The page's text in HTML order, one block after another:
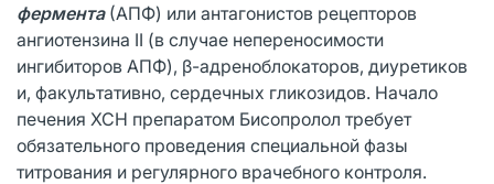
фермента(АПФ) или антагонистов рецепторов
ангиотензина II (в случае непереносимости
ингибиторов АПФ), β-адреноблокаторов, диуретиков
и, факультативно, сердечных гликозидов. Начало
печения ХСН препаратом Бисопролол требует
обязательного проведения специальной фазы
титрования и регулярного врачебного контроля.